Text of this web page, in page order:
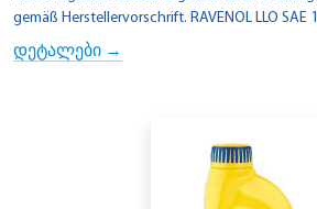
gemäß Herstellervorschrift. RAVENOL LLO SAE
დეტალები →